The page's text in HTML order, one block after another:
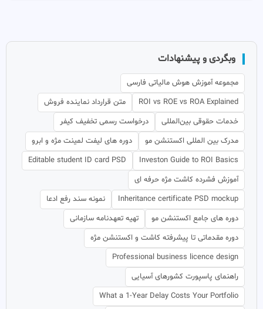
وبگردی و پیشنهادات
مجموعه آموزش هوش مالیاتی فارسی
ROI vs ROE vs ROA Explained
متن قرارداد نماینده فروش
خدمات حقوقی بین‌المللی
درخواست رسمی تخفیف کیفر
مدرک بین المللی اکستنشن مو
دوره های لیفت لمینت مژه و ابرو
Investon Guide to ROI Basics
Editable student ID card PSD
آموزش فشرده کاشت مژه حرفه ای
Inheritance certificate PSD mockup
نمونه سند رفع ادعا
دوره های جامع اکستنشن مو
تهیه تعهدنامه سازمانی
دوره مقدماتی تا پیشرفته کاشت و اکستنشن مژه
Professional business licence design
راهنمای پاسپورت کشورهای آسیایی
What a 1-Year Delay Costs Your Portfolio